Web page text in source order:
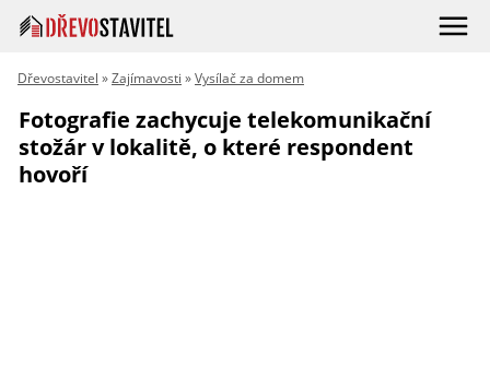
Dřevostavitel »Zajímavosti »Vysílač za domem
Fotografie zachycuje telekomunikační
stožár v lokalitě, o které respondent
hovoří